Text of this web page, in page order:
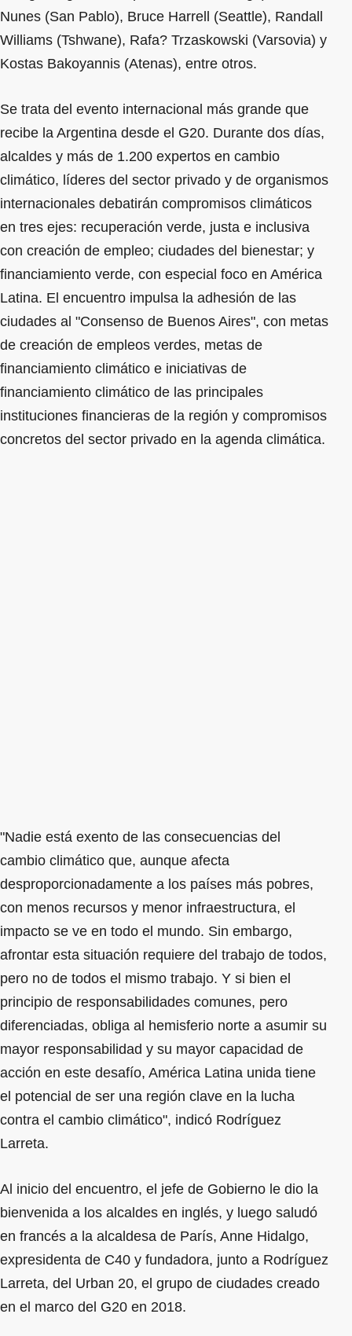
Nunes (San Pablo), Bruce Harrell (Seattle), Randall
Williams (Tshwane), Rafa? Trzaskowski (Varsovia) y
Kostas Bakoyannis (Atenas), entre otros.
Se trata del evento internacional más grande que
recibe la Argentina desde el G20. Durante dos días,
alcaldes y más de 1.200 expertos en cambio
climático, líderes del sector privado y de organismos
internacionales debatirán compromisos climáticos
en tres ejes: recuperación verde, justa e inclusiva
con creación de empleo; ciudades del bienestar; y
financiamiento verde, con especial foco en América
Latina. El encuentro impulsa la adhesión de las
ciudades al "Consenso de Buenos Aires", con metas
de creación de empleos verdes, metas de
financiamiento climático e iniciativas de
financiamiento climático de las principales
instituciones financieras de la región y compromisos
concretos del sector privado en la agenda climática.
"Nadie está exento de las consecuencias del
cambio climático que, aunque afecta
desproporcionadamente a los países más pobres,
con menos recursos y menor infraestructura, el
impacto se ve en todo el mundo. Sin embargo,
afrontar esta situación requiere del trabajo de todos,
pero no de todos el mismo trabajo. Y si bien el
principio de responsabilidades comunes, pero
diferenciadas, obliga al hemisferio norte a asumir su
mayor responsabilidad y su mayor capacidad de
acción en este desafío, América Latina unida tiene
el potencial de ser una región clave en la lucha
contra el cambio climático", indicó Rodríguez
Larreta.
Al inicio del encuentro, el jefe de Gobierno le dio la
bienvenida a los alcaldes en inglés, y luego saludó
en francés a la alcaldesa de París, Anne Hidalgo,
expresidenta de C40 y fundadora, junto a Rodríguez
Larreta, del Urban 20, el grupo de ciudades creado
en el marco del G20 en 2018.